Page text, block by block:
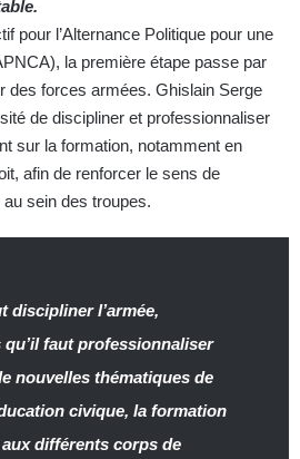
pour l’Alternance Politique pour une
la première étape passe par
des forces armées. Ghislain Serge
de discipliner et professionnaliser
sur la formation, notamment en
afin de renforcer le sens de
au sein des troupes.
discipliner l’armée,
faut professionnaliser
nouvelles thématiques de
civique, la formation
différents corps de